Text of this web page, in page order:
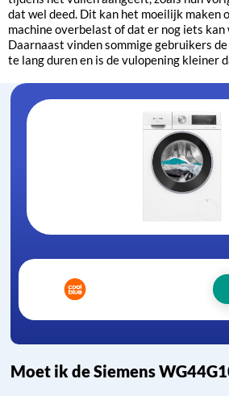
dat wel deed. Dit kan het moeilijk maken
machine overbelast of dat er nog iets
Daarnaast vinden sommige gebruikers
te lang duren en is de vulopening kleiner
Moet ik de Siemens